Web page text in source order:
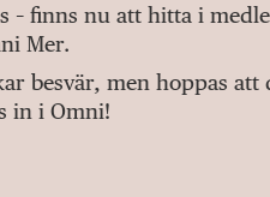
– finns nu att hitta i
Mer.
besvär, men hoppas att
in i Omni!